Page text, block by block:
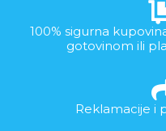
100% sigurna
gotovinom ili
Reklamacije i